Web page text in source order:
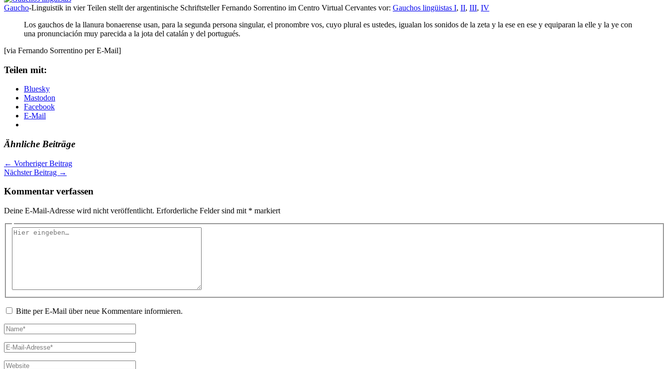
Gaucho-Linguistik in vier Teilen stellt der argentinische Schriftsteller Fernando Sorrentino im Centro Virtual Cervantes vor: Gauchos lingüistas I, II, III, IV
Los gauchos de la llanura bonaerense usan, para la segunda persona singular, el pronombre vos, cuyo plural es ustedes, igualan los sonidos de la zeta y la ese en ese y equiparan la elle y la ye con
una pronunciación muy parecida a la jota del catalán y del portugués.
[via Fernando Sorrentino per E-Mail]
Teilen mit:
Bluesky
Mastodon
Facebook
E-Mail
Ähnliche Beiträge
← Vorheriger Beitrag
Nächster Beitrag →
Kommentar verfassen
Deine E-Mail-Adresse wird nicht veröffentlicht. Erforderliche Felder sind mit * markiert
Hier
Bitte per E-Mail über neue Kommentare informieren.
Name*
E-
Mail-
Adresse*
Website